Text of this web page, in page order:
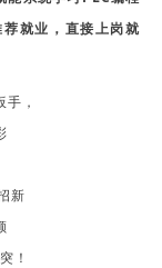
就业，直接上岗就
，
新
！